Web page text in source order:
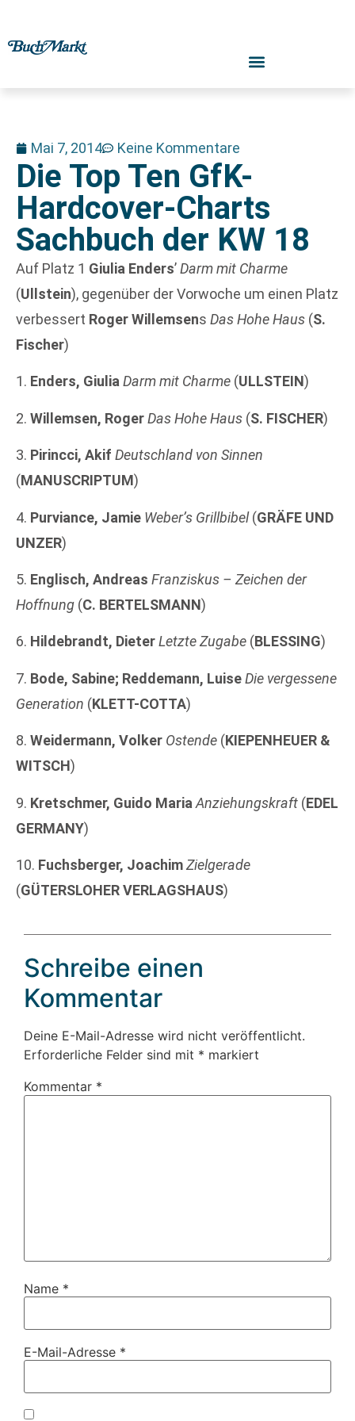
Mai 7, 2014 Keine Kommentare
Die Top Ten GfK-
Hardcover-Charts
Sachbuch der KW 18
Auf Platz 1 Giulia Enders’Darm mit Charme
(Ullstein), gegenüber der Vorwoche um einen Platz
verbessert Roger Willemsens Das Hohe Haus (S.
Fischer)
1. Enders, GiuliaDarm mit Charme (ULLSTEIN)
2. Willemsen, RogerDas Hohe Haus (S. FISCHER)
3. Pirincci, Akif Deutschland von Sinnen
(MANUSCRIPTUM)
4. Purviance, Jamie Weber’s Grillbibel(GRÄFE UND
UNZER)
5. Englisch, Andreas Franziskus – Zeichen der
Hoffnung (C. BERTELSMANN)
6. Hildebrandt, DieterLetzte Zugabe (BLESSING)
7. Bode, Sabine; Reddemann, LuiseDie vergessene
Generation (KLETT-COTTA)
8. Weidermann, Volker Ostende (KIEPENHEUER &
WITSCH)
9. Kretschmer, Guido Maria Anziehungskraft (EDEL
GERMANY)
10. Fuchsberger, JoachimZielgerade
(GÜTERSLOHER VERLAGSHAUS)
Schreibe einen
Kommentar
Deine E-Mail-Adresse wird nicht veröffentlicht.
Erforderliche Felder sind mit * markiert
Kommentar *
Name *
E-Mail-Adresse *